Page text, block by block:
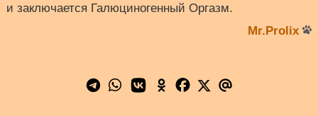
и заключается Галюциногенный Оргазм.
Mr.Prolix